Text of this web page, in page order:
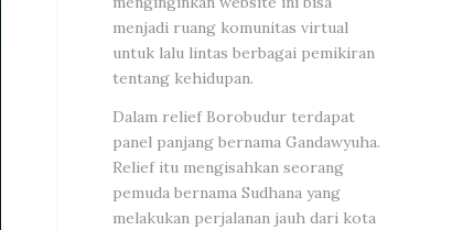
menjadi ruang komunitas virtual
untuk lalu lintas berbagai pemikiran
tentang kehidupan.
Dalam relief Borobudur terdapat
panel panjang bernama Gandawyuha.
Relief itu mengisahkan seorang
pemuda bernama Sudhana yang
melakukan perjalanan jauh dari kota